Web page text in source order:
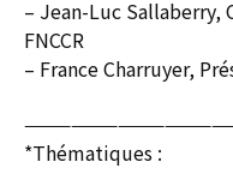
– Jean-Luc
FNCCR
– France Charruyer,
*Thématiques :